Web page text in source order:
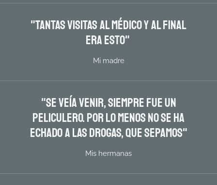
"Tantas visitas al médico y al final
era esto"
Mi madre
"Se veía venir, siempre fue un
peliculero. por lo menos no se ha
echado a las drogas, que sepamos"
Mis hermanas